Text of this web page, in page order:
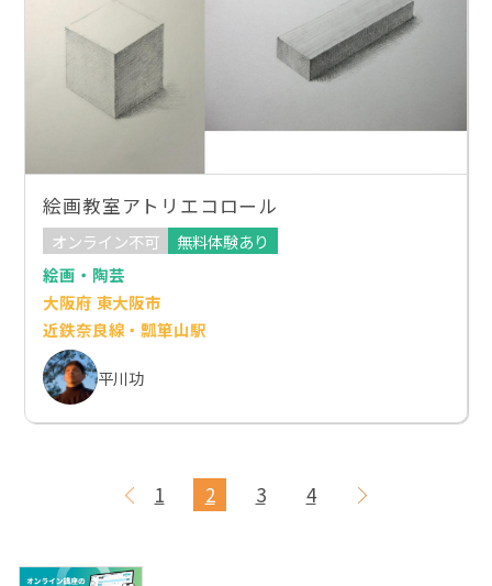
絵画教室アトリエコロール
オンライン不可
無料体験あり
絵画・陶芸
大阪府 東大阪市
近鉄奈良線・瓢箪山駅
平川功
1 2 3 4